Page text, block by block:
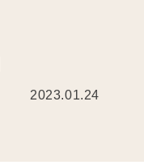
2023.01.24